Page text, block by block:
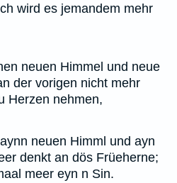
wird es jemandem mehr
neuen Himmel und neue
der vorigen nicht mehr
Herzen nehmen,
neuen Himml und ayn
denkt an dös Früeherne;
meer eyn n Sin.